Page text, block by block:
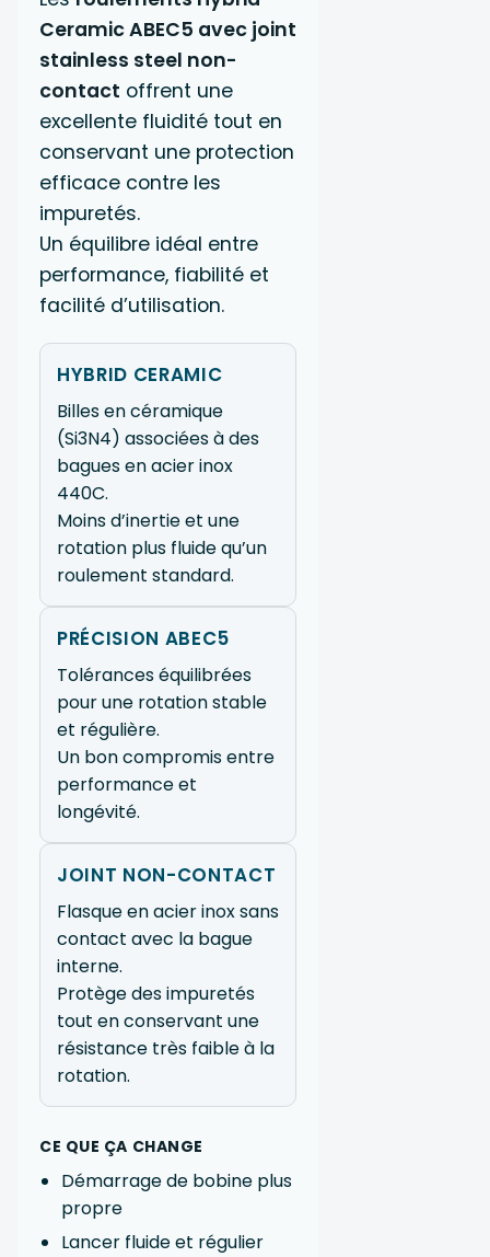
Ceramic ABEC5 avec joint
stainless steel non-
contact offrent une
excellente fluidité tout en
conservant une protection
efficace contre les
impuretés.
Un équilibre idéal entre
performance, fiabilité et
facilité d’utilisation.
HYBRID CERAMIC
Billes en céramique
(Si3N4) associées à des
bagues en acier inox
440C.
Moins d’inertie et une
rotation plus fluide qu’un
roulement standard.
PRÉCISION ABEC5
Tolérances équilibrées
pour une rotation stable
et régulière.
Un bon compromis entre
performance et
longévité.
JOINT NON-CONTACT
Flasque en acier inox sans
contact avec la bague
interne.
Protège des impuretés
tout en conservant une
résistance très faible à la
rotation.
CE QUE ÇA CHANGE
Démarrage de bobine plus
propre
Lancer fluide et régulier